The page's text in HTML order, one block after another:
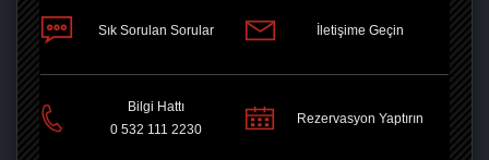
Sık Sorulan Sorular İletişime Geçin
Bilgi Hattı
0 532 111 2230
Rezervasyon Yaptırın